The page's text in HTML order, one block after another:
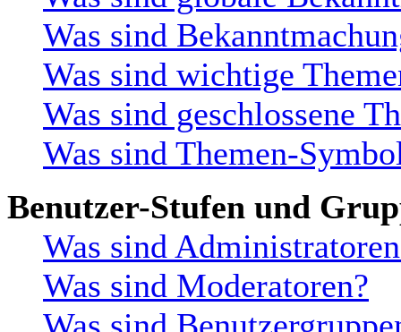
Was sind
Was sind wichtige
Was sind geschlossene
Was sind Themen-
Benutzer-Stufen und
Was sind
Was sind Moderatoren?